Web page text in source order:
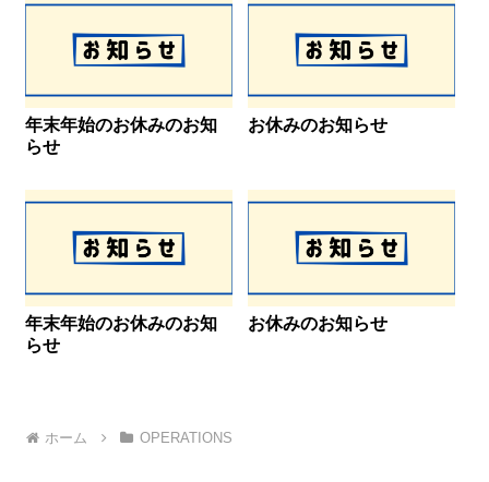
年末年始のお休みのお知
らせ
お休みのお知らせ
年末年始のお休みのお知
らせ
お休みのお知らせ
ホーム OPERATIONS